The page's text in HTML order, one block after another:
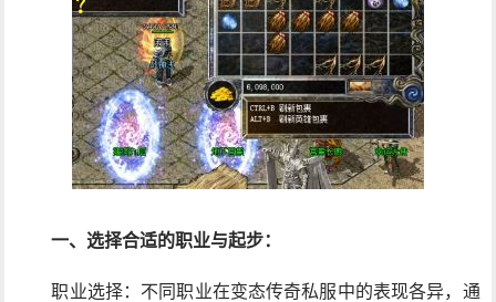
一、选择合适的职业与起步：
职业选择：不同职业在变态传奇私服中的表现各异，通